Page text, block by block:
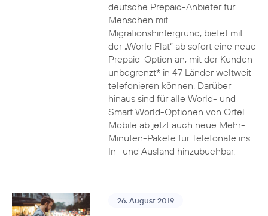
deutsche Prepaid-Anbieter für
Menschen mit
Migrationshintergrund, bietet mit
der „World Flat“ ab sofort eine neue
Prepaid-Option an, mit der Kunden
unbegrenzt* in 47 Länder weltweit
telefonieren können. Darüber
hinaus sind für alle World- und
Smart World-Optionen von Ortel
Mobile ab jetzt auch neue Mehr-
Minuten-Pakete für Telefonate ins
In- und Ausland hinzubuchbar.
26. August 2019